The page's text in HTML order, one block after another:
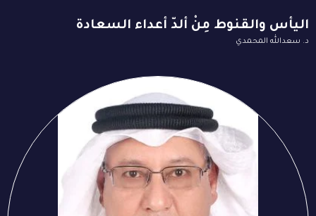
اليأس والقنوط مِنْ ألدّ أعداء السعادة
د. سعدالله المحمدي